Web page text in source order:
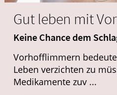
Gut leben mit
Keine Chance dem
Vorhofflimmern
Leben verzichten zu
Medikamente zuv ...